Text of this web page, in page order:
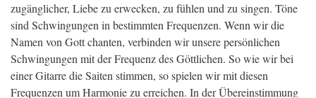
zugänglicher, Liebe zu erwecken, zu fühlen und zu singen. Töne
sind Schwingungen in bestimmten Frequenzen. Wenn wir die
Namen von Gott chanten, verbinden wir unsere persönlichen
Schwingungen mit der Frequenz des Göttlichen. So wie wir bei
einer Gitarre die Saiten stimmen, so spielen wir mit diesen
Frequenzen um Harmonie zu erreichen. In der Übereinstimmung